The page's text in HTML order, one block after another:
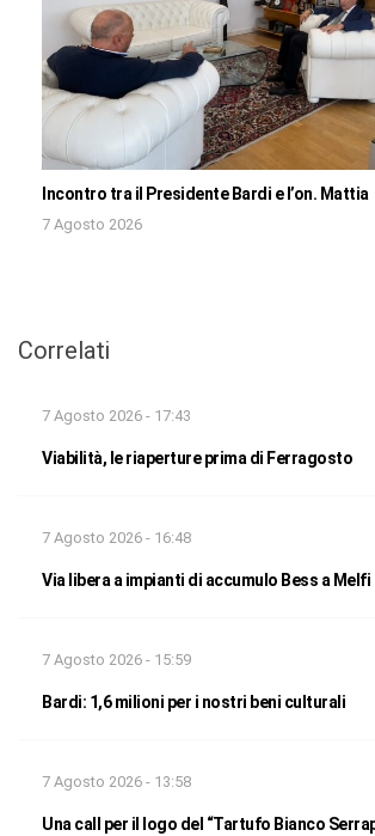
Incontro tra il Presidente Bardi e l’on. Mattia
7 Agosto 2026
Correlati
7 Agosto 2026 - 17:43
Viabilità, le riaperture prima di Ferragosto
7 Agosto 2026 - 16:48
Via libera a impianti di accumulo Bess a Melfi
7 Agosto 2026 - 15:59
Bardi: 1,6 milioni per i nostri beni culturali
7 Agosto 2026 - 13:58
Una call per il logo del “Tartufo Bianco